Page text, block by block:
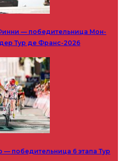
— победительница Мон-
Тур де Франс-2026
победительница 6 этапа Тур